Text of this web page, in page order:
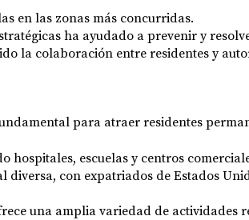
en las zonas más concurridas.
ha ayudado a prevenir y
la colaboración entre residentes y
para atraer residentes
escuelas y centros
con expatriados de Estados
una amplia variedad de actividades